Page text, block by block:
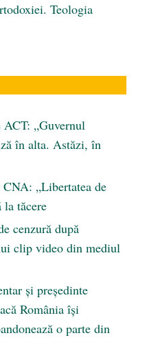
Teologia
„Guvernul
în alta. Astăzi, în
„Libertatea de
la tăcere
cenzură după
clip video din mediul
și președinte
România își
o parte din